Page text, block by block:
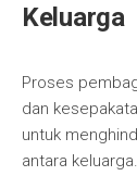
Keluarga
Proses
dan
untuk
antara